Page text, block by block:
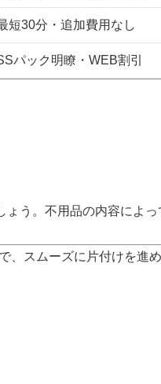
短30分・追加費用なし
パック明瞭・WEB割引
う。不用品の内容によ
、スムーズに片付けを進